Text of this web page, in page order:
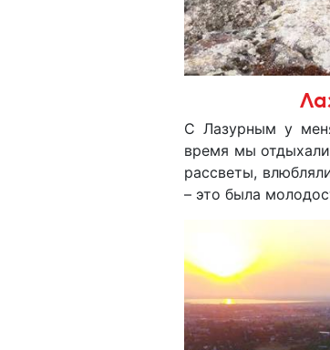
С Лазурным у
время мы
рассветы,
– это была